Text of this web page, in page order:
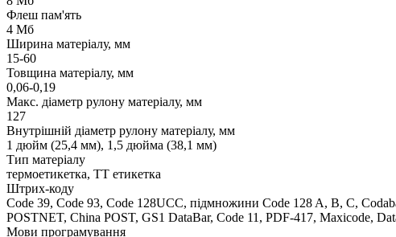
Флеш пам'ять
4 Мб
Ширина матеріалу, мм
15-60
Товщина матеріалу, мм
0,06-0,19
Макс. діаметр рулону матеріалу, мм
127
Внутрішній діаметр рулону матеріалу, мм
1 дюйм (25,4 мм), 1,5 дюйма (38,1 мм)
Тип матеріалу
термоетикетка, ТТ етикетка
Штрих-коду
Code 39, Code 93, Code 128UCC, підмножини Code 128 A, B, C,
POSTNET, China POST, GS1 DataBar, Code 11, PDF-417, Maxicode,
Мови програмування